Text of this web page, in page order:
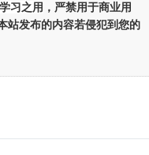
习之用 ，严禁用于商业用
站发布的内容若侵犯到您的